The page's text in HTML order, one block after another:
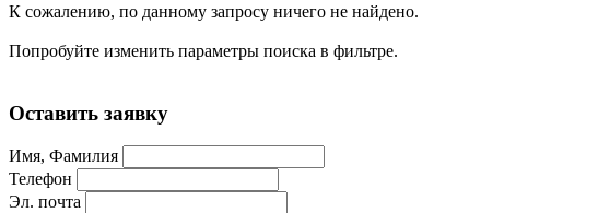
К сожалению, по данному запросу ничего не найдено.
Попробуйте изменить параметры поиска в фильтре.
Оставить заявку
Имя, Фамилия
Телефон
Эл. почта